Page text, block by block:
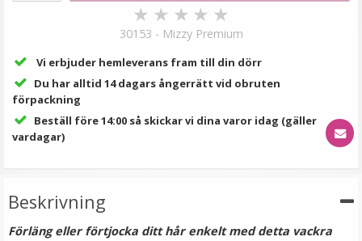
★ ★ ★ ★ ★
30153 - Mizzy Premium
Vi erbjuder hemleverans fram till din dörr
Du har alltid 14 dagars ångerrätt vid obruten
förpackning
Beställ före 14:00 så skickar vi dina varor idag (gäller
vardagar)
Beskrivning
Förläng eller förtjocka ditt hår enkelt med detta vackra